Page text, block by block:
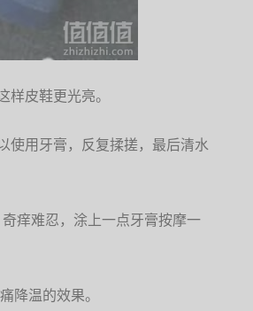
皮鞋更光亮。
使用牙膏，反复揉搓，最后清水
痒难忍，涂上一点牙膏按摩一
降温的效果。